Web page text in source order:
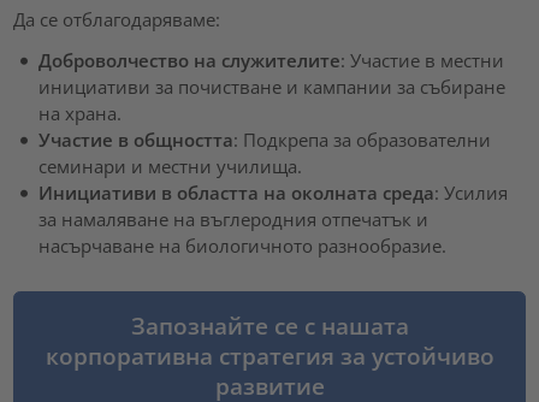
Да се отблагодаряваме:
Доброволчество на служителите: Участие в местни
инициативи за почистване и кампании за събиране
на храна.
Участие в общността: Подкрепа за образователни
семинари и местни училища.
Инициативи в областта на околната среда: Усилия
за намаляване на въглеродния отпечатък и
насърчаване на биологичното разнообразие.
Запознайте се с нашата
корпоративна стратегия за устойчиво
развитие